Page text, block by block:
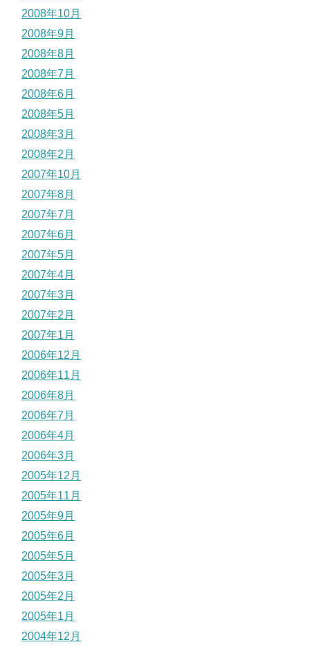
2008年10月
2008年9月
2008年8月
2008年7月
2008年6月
2008年5月
2008年3月
2008年2月
2007年10月
2007年8月
2007年7月
2007年6月
2007年5月
2007年4月
2007年3月
2007年2月
2007年1月
2006年12月
2006年11月
2006年8月
2006年7月
2006年4月
2006年3月
2005年12月
2005年11月
2005年9月
2005年6月
2005年5月
2005年3月
2005年2月
2005年1月
2004年12月